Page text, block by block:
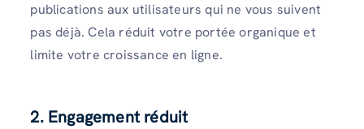
publications aux utilisateurs qui ne vous suivent
pas déjà. Cela réduit votre portée organique et
limite votre croissance en ligne.
2. Engagement réduit